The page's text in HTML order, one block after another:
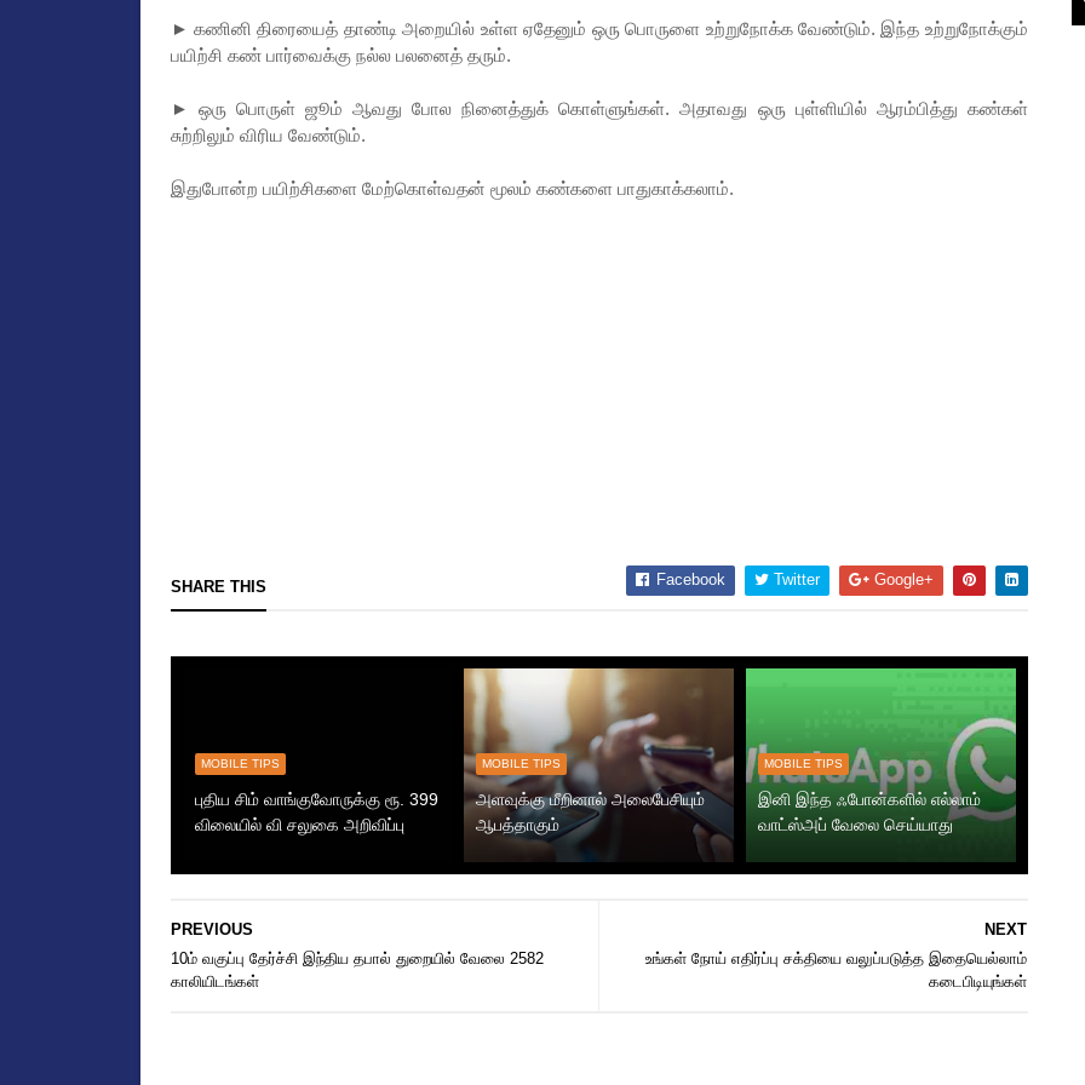
► கணினி திரையைத் தாண்டி அறையில் உள்ள ஏதேனும் ஒரு பொருளை உற்றுநோக்க வேண்டும். இந்த உற்றுநோக்கும்
பயிற்சி கண் பார்வைக்கு நல்ல பலனைத் தரும்.
► ஒரு பொருள் ஜூம் ஆவது போல நினைத்துக் கொள்ளுங்கள். அதாவது ஒரு புள்ளியில் ஆரம்பித்து கண்கள்
சுற்றிலும் விரிய வேண்டும்.
இதுபோன்ற பயிற்சிகளை மேற்கொள்வதன் மூலம் கண்களை பாதுகாக்கலாம்.
SHARE THIS Facebook Twitter Google+
MOBILE TIPS
புதிய சிம் வாங்குவோருக்கு ரூ. 399
விலையில் வி சலுகை அறிவிப்பு
MOBILE TIPS
அளவுக்கு மீறினால் அலைபேசியும்
ஆபத்தாகும்
MOBILE TIPS
இனி இந்த ஃபோன்களில் எல்லாம்
வாட்ஸ்அப் வேலை செய்யாது
NEXT
உங்கள் நோய் எதிர்ப்பு சக்தியை வலுப்படுத்த இதையெல்லாம்
கடைபிடியுங்கள்
PREVIOUS
10ம் வகுப்பு தேர்ச்சி இந்திய தபால் துறையில் வேலை 2582
காலியிடங்கள்